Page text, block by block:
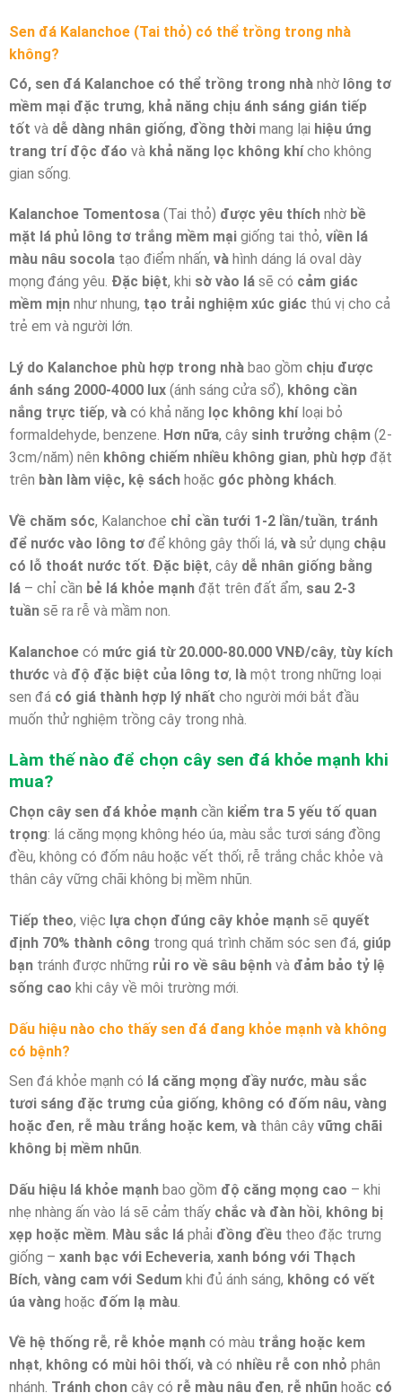
Sen đá Kalanchoe (Tai thỏ) có thể trồng trong nhà
không?
Có, sen đá Kalanchoe có thể trồng trong nhà nhờ lông tơ
mềm mại đặc trưng, khả năng chịu ánh sáng gián tiếp
tốt và dễ dàng nhân giống, đồng thời mang lại hiệu ứng
trang trí độc đáo và khả năng lọc không khícho không
gian sống.
Kalanchoe Tomentosa (Tai thỏ) được yêu thích nhờ bề
mặt lá phủ lông tơ trắng mềm mại giống tai thỏ, viền lá
màu nâu socola tạo điểm nhấn, và hình dáng lá oval dày
mọng đáng yêu. Đặc biệt, khi sờ vào lá sẽ có cảm giác
mềm mịn như nhung, tạo trải nghiệm xúc giác thú vị cho cả
trẻ em và người lớn.
Lý do Kalanchoe phù hợp trong nhà bao gồm chịu được
ánh sáng 2000-4000 lux (ánh sáng cửa sổ), không cần
nắng trực tiếp, và có khả năng lọc không khíloại bỏ
formaldehyde, benzene. Hơn nữa, cây sinh trưởng chậm (2-
3cm/năm) nên không chiếm nhiều không gian, phù hợp đặt
trên bàn làm việc, kệ sách hoặc góc phòng khách.
Về chăm sóc, Kalanchoe chỉ cần tưới 1-2 lần/tuần, tránh
để nước vào lông tơ để không gây thối lá, và sử dụng chậu
có lỗ thoát nước tốt. Đặc biệt, cây dễ nhân giống bằng
lá – chỉ cần bẻ lá khỏe mạnh đặt trên đất ẩm, sau 2-3
tuần sẽ ra rễ và mầm non.
Kalanchoe có mức giá từ 20.000-80.000 VNĐ/cây, tùy kích
thước và độ đặc biệt của lông tơ, là một trong những loại
sen đá có giá thành hợp lý nhất cho người mới bắt đầu
muốn thử nghiệm trồng cây trong nhà.
Làm thế nào để chọn cây sen đá khỏe mạnh khi
mua?
Chọn cây sen đá khỏe mạnh cần kiểm tra 5 yếu tố quan
trọng: lá căng mọng không héo úa, màu sắc tươi sáng đồng
đều, không có đốm nâu hoặc vết thối, rễ trắng chắc khỏe và
thân cây vững chãi không bị mềm nhũn.
Tiếp theo, việc lựa chọn đúng cây khỏe mạnh sẽ quyết
định 70% thành công trong quá trình chăm sóc sen đá, giúp
bạn tránh được những rủi ro về sâu bệnh và đảm bảo tỷ lệ
sống cao khi cây về môi trường mới.
Dấu hiệu nào cho thấy sen đá đang khỏe mạnh và không
có bệnh?
Sen đá khỏe mạnh có lá căng mọng đầy nước, màu sắc
tươi sáng đặc trưng của giống, không có đốm nâu, vàng
hoặc đen, rễ màu trắng hoặc kem, và thân cây vững chãi
không bị mềm nhũn.
Dấu hiệu lá khỏe mạnh bao gồm độ căng mọng cao – khi
nhẹ nhàng ấn vào lá sẽ cảm thấy chắc và đàn hồi, không bị
xẹp hoặc mềm Màu sắc lá phải đồng đều theo đặc trưng
giống – xanh bạc với Echeveria, xanh bóng với Thạch
Bích, vàng cam với Sedum khi đủ ánh sáng, không có vết
úa vàng hoặc đốm lạ màu
Về hệ thống rễ, rễ khỏe mạnh có màu trắng hoặc kem
nhạt, không có mùi hôi thối, và có nhiều rễ con nhỏ phân
nhánh. Tránh chọn cây có rễ màu nâu đen, rễ nhũn hoặc có